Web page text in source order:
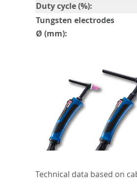
Duty cycle (%):
Tungsten electrodes
Ø (mm):
Technical data based on